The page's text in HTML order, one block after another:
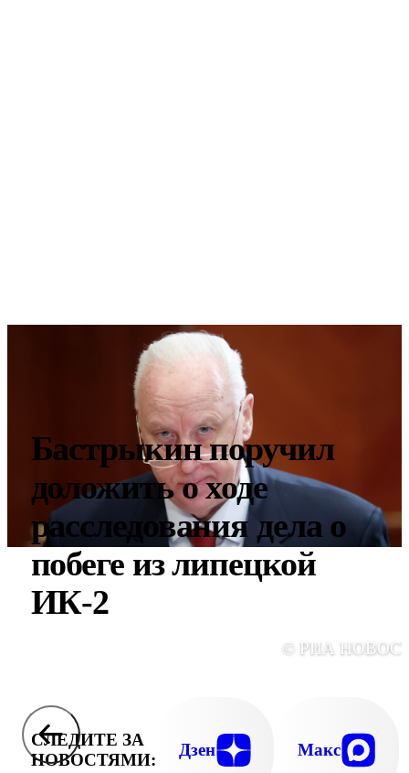
Бастрыкин поручил
доложить о ходе
расследования дела о
побеге из липецкой
ИК-2
© РИА
СЛЕДИТЕ ЗА
НОВОСТЯМИ:
Дзен Макс